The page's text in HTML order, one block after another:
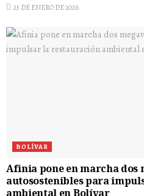
25 DE ENERO DE 2026
BOLÍVAR
Afinia pone en marcha dos
autosostenibles para